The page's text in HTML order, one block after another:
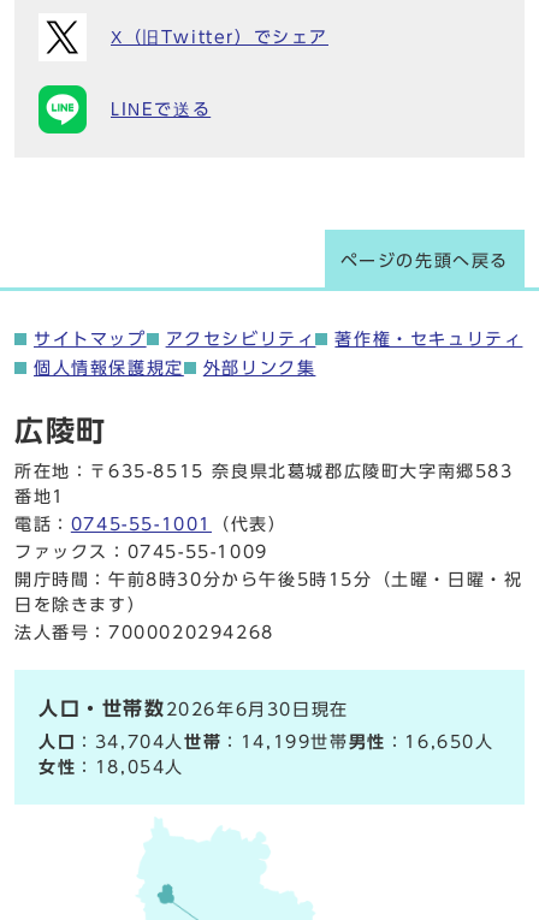
X（旧Twitter）でシェア
LINEで送る
ページの先頭へ戻る
サイトマップ アクセシビリティ
著作権・セキュリティ
個人情報保護規定
外部リンク集
広陵町
所在地：〒635-8515 奈良県北葛城郡広陵町大字南郷583
番地1
電話： 0745-55-1001
（代表）
ファックス：0745-55-1009
開庁時間：午前8時30分から午後5時15分（土曜・日曜・祝
日を除きます）
法人番号：7000020294268
人口・世帯数 2026年6月30日現在
人口
：34,704人世帯 ：14,199世帯男性 ：16,650人
女性 ：18,054人